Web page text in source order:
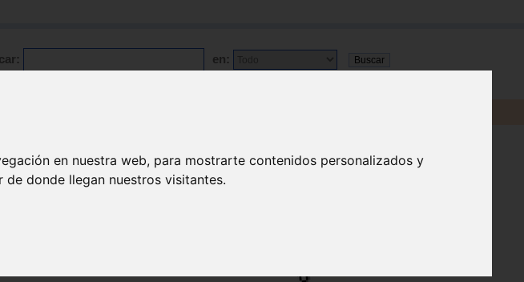
en nuestra web, para mostrarte contenidos personalizados y
donde llegan nuestros visitantes.
en: